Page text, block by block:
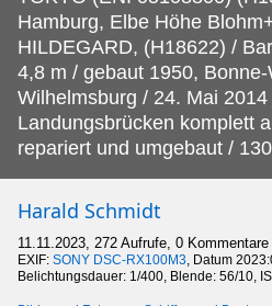
Hamburg, Elbe Höhe
HILDEGARD, (H18622) /
4,8 m / gebaut 1950,
Wilhelmsburg / 24. Mai
Landungsbrücken komplett
repariert und umgebaut /
Harald Schmidt
11.11.2023, 272 Aufrufe, 0 Kommentare
EXIF: SONY DSC-RX100M3, Datum
Belichtungsdauer: 1/400, Blende: 56/10,